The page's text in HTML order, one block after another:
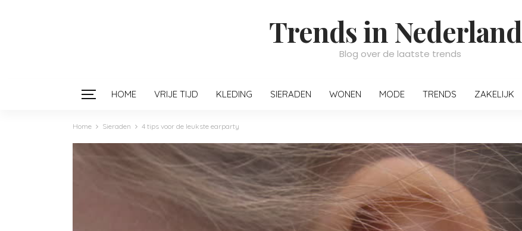
Trends in Nederland
Blog over de laatste trends
HOME VRIJE TIJD KLEDING SIERADEN WONEN MODE TRENDS ZAKELIJK
Home Sieraden 4 tips voor de leukste earparty